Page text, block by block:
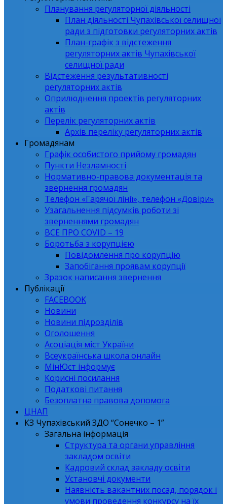
Планування регуляторної діяльності
План діяльності Чупахівської селищної
ради з підготовки регуляторних актів
План-графік з відстеження
регуляторних актів Чупахівської
селищної ради
Відстеження результативності
регуляторних актів
Оприлюднення проектів регуляторних
актів
Перелік регуляторних актів
Архів переліку регуляторних актів
Громадянам
Графік особистого прийому громадян
Пункти Незламності
Нормативно-правова документація та
звернення громадян
Телефон «Гарячої лінії», телефон «Довіри»
Узагальнення підсумків роботи зі
зверненнями громадян
ВСЕ ПРО СОVID – 19
Боротьба з корупцією
Повідомлення про корупцію
Запобігання проявам корупції
Зразок написання звернення
Публікації
FACEBOOK
Новини
Новини підрозділів
Оголошення
Асоціація міст України
Всеукраїнська школа онлайн
МінЮст інформує
Корисні посилання
Податкові питання
Безоплатна правова допомога
ЦНАП
КЗ Чупахівський ЗДО “Сонечко – 1”
Загальна інформація
Структура та органи управління
закладом освіти
Кадровий склад закладу освіти
Установчі документи
Наявність вакантних посад, порядок і
умови проведення конкурсу на їх